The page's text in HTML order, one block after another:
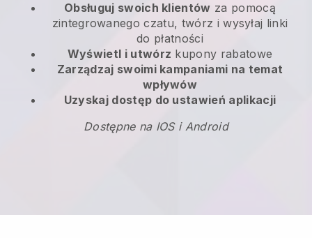
Obsługuj swoich klientów za pomocą
zintegrowanego czatu, twórz i wysyłaj linki
do płatności
Wyświetl i utwórz kupony rabatowe
Zarządzaj swoimi kampaniami na temat
wpływów
Uzyskaj dostęp do ustawień aplikacji
Dostępne na IOS i Android